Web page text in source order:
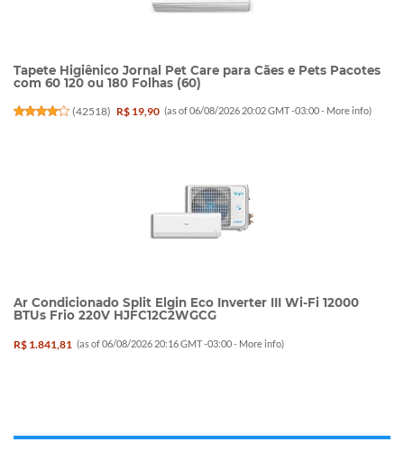
Tapete Higiênico Jornal Pet Care para Cães e Pets Pacotes
com 60 120 ou 180 Folhas (60)
(42518) R$ 19,90 (as of 06/08/2026 20:02 GMT -03:00 - More info)
Ar Condicionado Split Elgin Eco Inverter III Wi-Fi 12000
BTUs Frio 220V HJFC12C2WGCG
R$ 1.841,81 (as of 06/08/2026 20:16 GMT -03:00 - More info)